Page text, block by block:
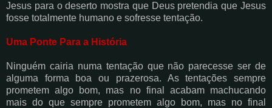
Jesus para o deserto mostra que Deus pretendia que Jesus
fosse totalmente humano e sofresse tentação.
Uma Ponte Para a História
Ninguém cairia numa tentação que não parecesse ser de
alguma forma boa ou prazerosa. As tentações sempre
prometem algo bom, mas no final acabam machucando
mais do que sempre prometem algo bom, mas no final